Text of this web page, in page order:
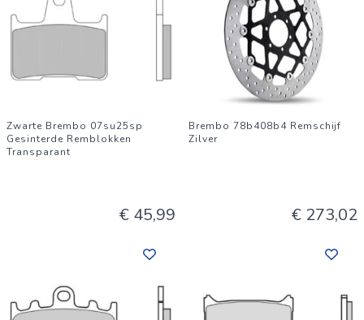
Zwarte Brembo 07su25sp
Gesinterde Remblokken
Transparant
€ 45,99
Brembo 78b408b4 Remschijf
Zilver
€ 273,02